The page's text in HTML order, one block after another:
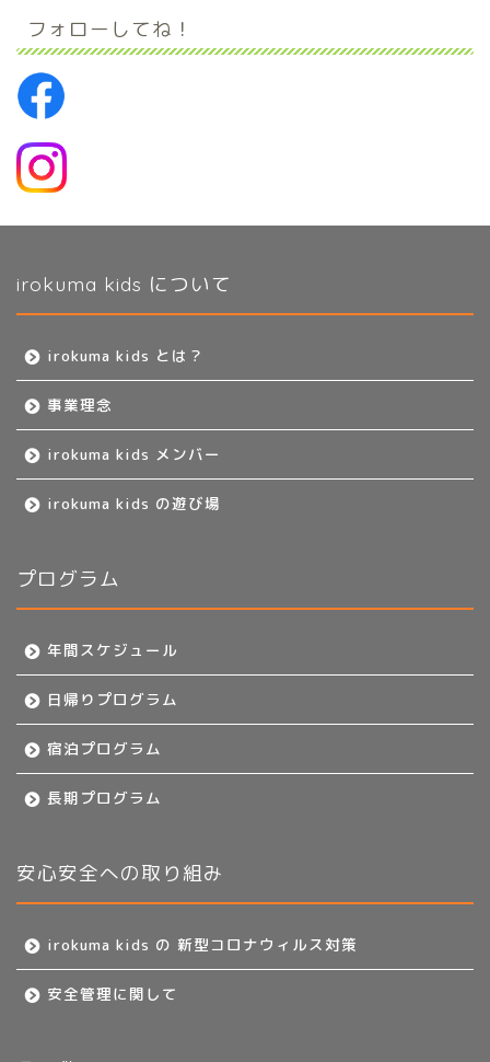
フォローしてね！
irokuma kids について
irokuma kids とは？
事業理念
irokuma kids メンバー
irokuma kids の遊び場
プログラム
年間スケジュール
日帰りプログラム
宿泊プログラム
長期プログラム
安心安全への取り組み
irokuma kids の 新型コロナウィルス対策
安全管理に関して